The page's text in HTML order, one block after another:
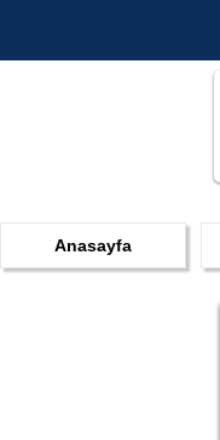
Anasayfa